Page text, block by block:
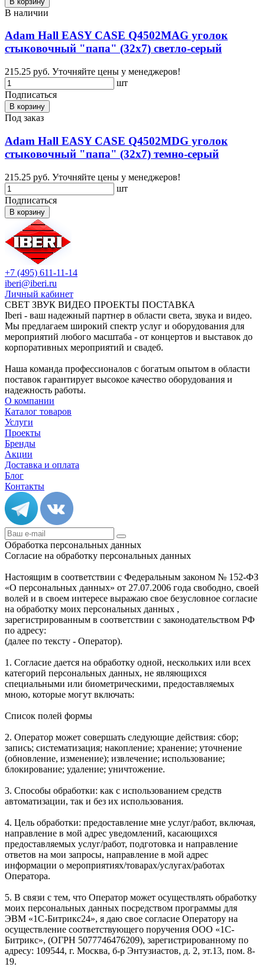
В наличии
Adam Hall EASY CASE Q4502МAG уголок
стыковочный "папа" (32х7) светло-серый
215.25 руб. Уточняйте цены у менеджеров!
шт
Подписаться
В корзину
Под заказ
Adam Hall EASY CASE Q4502МDG уголок
стыковочный "папа" (32х7) темно-серый
215.25 руб. Уточняйте цены у менеджеров!
шт
Подписаться
В корзину
+7 (495) 611-11-14
iberi@iberi.ru
Личный кабинет
СВЕТ ЗВУК ВИДЕО ПРОЕКТЫ ПОСТАВКА
Iberi - ваш надежный партнер в области света, звука и видео.
Мы предлагаем широкий спектр услуг и оборудования для
мероприятий любого масштаба - от концертов и выставок до
корпоративных мероприятий и свадеб.
Наша команда профессионалов с богатым опытом в области
поставок гарантирует высокое качество оборудования и
надежность работы.
О компании
Каталог товаров
Услуги
Проекты
Бренды
Акции
Доставка и оплата
Блог
Контакты
Обработка персональных данных
Согласие на обработку персональных данных
Настоящим в соответствии с Федеральным законом № 152-ФЗ
«О персональных данных» от 27.07.2006 года свободно, своей
волей и в своем интересе выражаю свое безусловное согласие
на обработку моих персональных данных ,
зарегистрированным в соответствии с законодательством РФ
по адресу:
(далее по тексту - Оператор).
1. Согласие дается на обработку одной, нескольких или всех
категорий персональных данных, не являющихся
специальными или биометрическими, предоставляемых
мною, которые могут включать:
Список полей формы
2. Оператор может совершать следующие действия: сбор;
запись; систематизация; накопление; хранение; уточнение
(обновление, изменение); извлечение; использование;
блокирование; удаление; уничтожение.
3. Способы обработки: как с использованием средств
автоматизации, так и без их использования.
4. Цель обработки: предоставление мне услуг/работ, включая,
направление в мой адрес уведомлений, касающихся
предоставляемых услуг/работ, подготовка и направление
ответов на мои запросы, направление в мой адрес
информации о мероприятиях/товарах/услугах/работах
Оператора.
5. В связи с тем, что Оператор может осуществлять обработку
моих персональных данных посредством программы для
ЭВМ «1С-Битрикс24», я даю свое согласие Оператору на
осуществление соответствующего поручения ООО «1С-
Битрикс», (ОГРН 5077746476209), зарегистрированному по
адресу: 109544, г. Москва, б-р Энтузиастов, д. 2, эт.13, пом. 8-
19.